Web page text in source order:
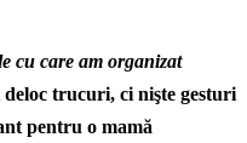
cu care am organizat
trucuri, ci nişte gesturi
pentru o mamă